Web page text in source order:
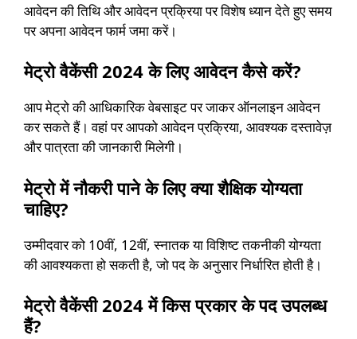
आवेदन की तिथि और आवेदन प्रक्रिया पर विशेष ध्यान देते हुए समय
पर अपना आवेदन फार्म जमा करें।
मेट्रो वैकेंसी 2024 के लिए आवेदन कैसे करें?
आप मेट्रो की आधिकारिक वेबसाइट पर जाकर ऑनलाइन आवेदन
कर सकते हैं। वहां पर आपको आवेदन प्रक्रिया, आवश्यक दस्तावेज़
और पात्रता की जानकारी मिलेगी।
मेट्रो में नौकरी पाने के लिए क्या शैक्षिक योग्यता
चाहिए?
उम्मीदवार को 10वीं, 12वीं, स्नातक या विशिष्ट तकनीकी योग्यता
की आवश्यकता हो सकती है, जो पद के अनुसार निर्धारित होती है।
मेट्रो वैकेंसी 2024 में किस प्रकार के पद उपलब्ध
हैं?